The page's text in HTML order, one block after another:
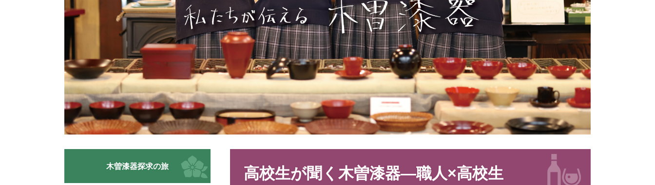
高校生が聞く木曽漆器―職人×高校生
木曽漆器探求の旅